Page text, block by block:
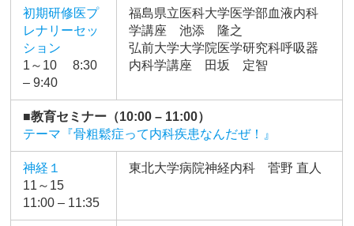
初期研修医プ
レナリーセッ
ション
1～10 8:30
– 9:40
福島県立医科大学医学部血液内科
学講座 池添 隆之
弘前大学大学院医学研究科呼吸器
内科学講座 田坂 定智
■教育セミナー（10:00 – 11:00）
テーマ『骨粗鬆症って内科疾患なんだぜ！』
神経１
11～15
11:00 – 11:35
東北大学病院神経内科 菅野 直人